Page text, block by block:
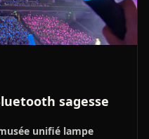
sagesse
unifié lampe